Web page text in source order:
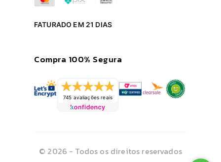
FATURADO EM 21 DIAS
Compra 100% Segura
745 avaliações reais
© 2026 - Todos os direitos reservados